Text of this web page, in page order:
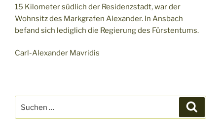
15 Kilometer südlich der Residenzstadt, war der
Wohnsitz des Markgrafen Alexander. In Ansbach
befand sich lediglich die Regierung des Fürstentums.
Carl-Alexander Mavridis
nach: